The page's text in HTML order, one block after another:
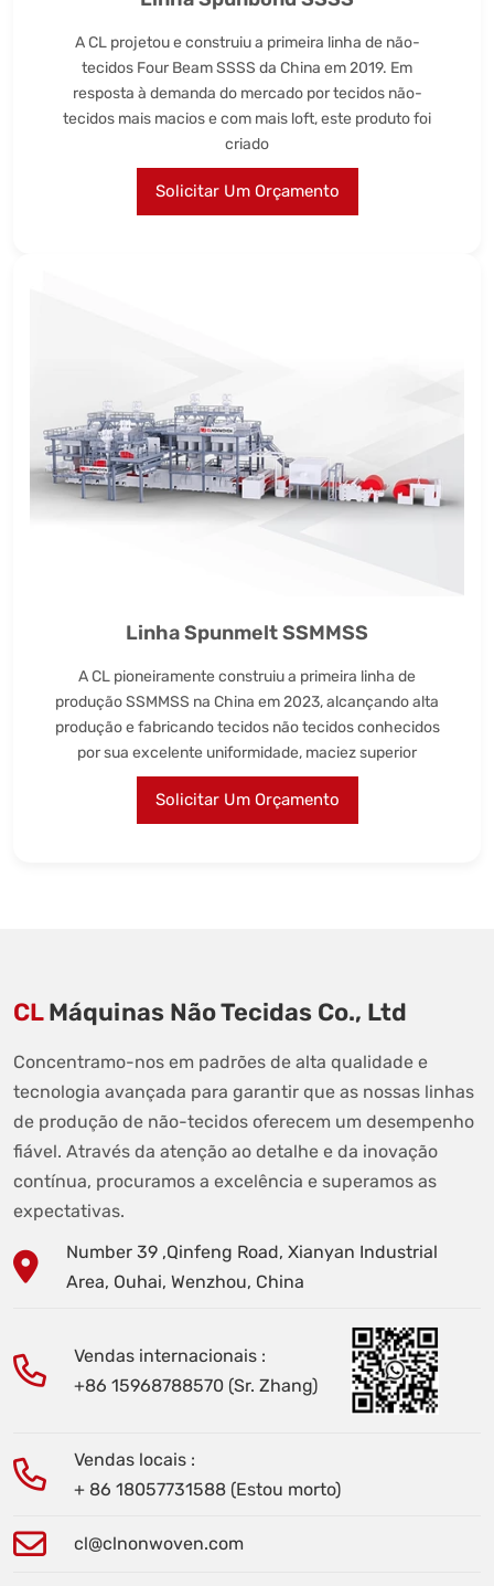
A CL projetou e construiu a primeira linha de não-
tecidos Four Beam SSSS da China em 2019. Em
resposta à demanda do mercado por tecidos não-
tecidos mais macios e com mais loft, este produto foi
criado
Solicitar Um Orçamento
Linha Spunmelt SSMMSS
A CL pioneiramente construiu a primeira linha de
produção SSMMSS na China em 2023, alcançando alta
produção e fabricando tecidos não tecidos conhecidos
por sua excelente uniformidade, maciez superior
Solicitar Um Orçamento
CLMáquinas Não Tecidas Co., Ltd
Concentramo-nos em padrões de alta qualidade e
tecnologia avançada para garantir que as nossas linhas
de produção de não-tecidos oferecem um desempenho
fiável. Através da atenção ao detalhe e da inovação
contínua, procuramos a excelência e superamos as
expectativas.
Number 39 ,Qinfeng Road, Xianyan Industrial
Area, Ouhai, Wenzhou, China
Vendas internacionais :
+86 15968788570 (Sr. Zhang)
Vendas locais :
+ 86 18057731588 (Estou morto)
cl@clnonwoven.com